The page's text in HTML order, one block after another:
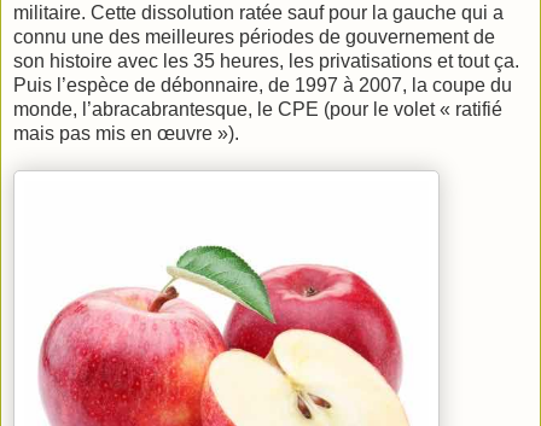
militaire. Cette dissolution ratée sauf pour la gauche qui a
connu une des meilleures périodes de gouvernement de
son histoire avec les 35 heures, les privatisations et tout ça.
Puis l’espèce de débonnaire, de 1997 à 2007, la coupe du
monde, l’abracabrantesque, le CPE (pour le volet « ratifié
mais pas mis en œuvre »).